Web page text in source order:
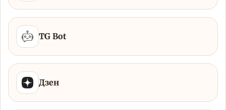
TG Bot
Дзен